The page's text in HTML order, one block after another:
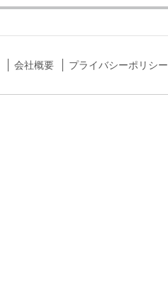
会社概要 プライバシーポリシー